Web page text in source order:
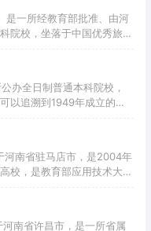
党早期创建的延安自然科学
北大学农学院、华北大学农
一所经教育部批准、由河
院校，坐落于中国优秀旅游
校、CDIO工程教育联盟成
月的平顶山师范学校，
专班，于1984年改为平顶
2021年获批为河南省硕士
办全日制普通本科院校，
以追溯到1949年成立的太
为本科院校，2014年通过
河南省硕士学位授予立项
面积2200亩，校舍面积近
亿元，图书馆馆藏纸质图书
南省驻马店市，是2004年
校，是教育部应用技术大学
首批示范性应用技术类型本
南省许昌市，是一所省属